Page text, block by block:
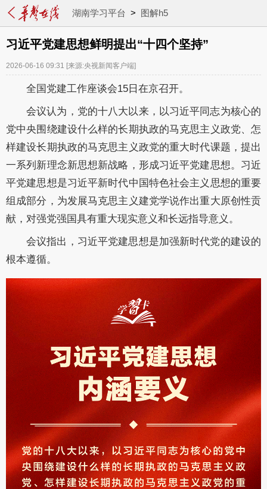
湖南学习平台 > 图解h5
习近平党建思想鲜明提出“十四个坚持”
2026-06-16 09:31 [来源:央视新闻客户端]
全国党建工作座谈会15日在京召开。
会议认为，党的十八大以来，以习近平同志为核心的
党中央围绕建设什么样的长期执政的马克思主义政党、怎
样建设长期执政的马克思主义政党的重大时代课题，提出
一系列新理念新思想新战略，形成习近平党建思想。习近
平党建思想是习近平新时代中国特色社会主义思想的重要
组成部分，为发展马克思主义建党学说作出重大原创性贡
献，对强党强国具有重大现实意义和长远指导意义。
会议指出，习近平党建思想是加强新时代党的建设的
根本遵循。